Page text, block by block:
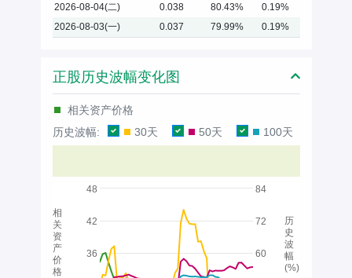
2026-08-04(二)
0.038 80.43%
0.19%
2026-08-03(一)
0.037 79.99% 0.19%
正股历史波幅变化图
相关资产价格
历史波幅:
30天 50天 100天
36
42
48
60
72
84
相
关
资
产
价
格
历
史
波
幅
(%)